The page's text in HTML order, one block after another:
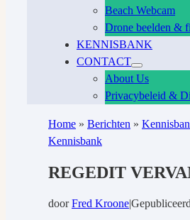
Beach Webcam
Drone beelden &
KENNISBANK
CONTACT
About Us
Privacybeleid &
Home » Berichten »
Kennisbank
REGEDIT
doorFred Kroone|Gepubliceerd